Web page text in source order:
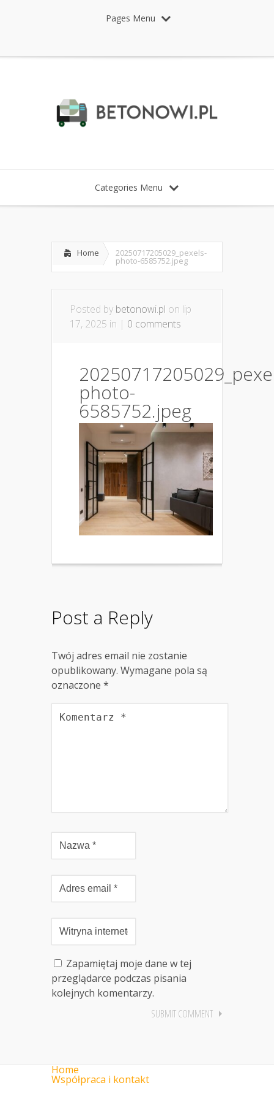
Pages Menu
Categories Menu
Home 20250717205029_pexels-
photo-6585752.jpeg
Posted by betonowi.pl on lip
17, 2025 in | 0 comments
photo-
6585752.jpeg
Post a Reply
Twój adres email nie zostanie
opublikowany. Wymagane pola są
oznaczone *
Zapamiętaj moje dane w tej
przeglądarce podczas pisania
kolejnych komentarzy.
Home
Współpraca i kontakt